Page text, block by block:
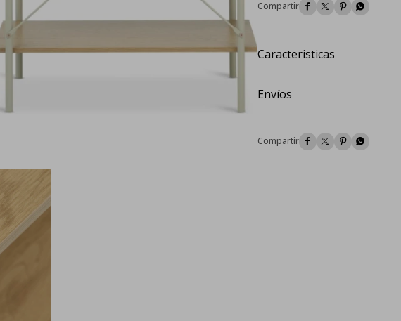
   
Caracteristicas
Envíos
   